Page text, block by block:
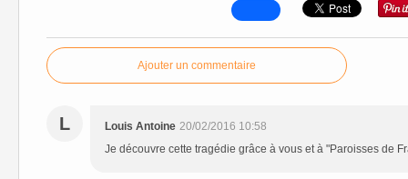
Ajouter un commentaire
L Louis Antoine 20/02/2016 10:58
Je découvre cette tragédie grâce à vous et à "Paroisses de